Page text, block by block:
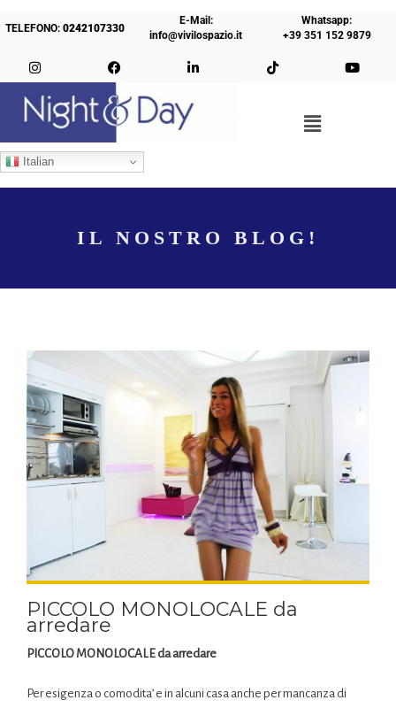
TELEFONO:0242107330
E-Mail:
info@vivilospazio.it
Whatsapp:
+39 351 152 9879
Italian
IL NOSTRO BLOG!
PICCOLO MONOLOCALE da
arredare
PICCOLO MONOLOCALE da arredare
Per esigenza o comodita’ e in alcuni casa anche per mancanza di